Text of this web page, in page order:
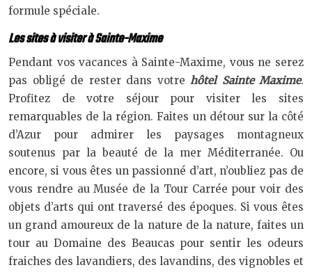
formule spéciale.
Les sites à visiter à Sainte-Maxime
Pendant vos vacances à Sainte-Maxime, vous ne serez
pas obligé de rester dans votre hôtel Sainte Maxime.
Profitez de votre séjour pour visiter les sites
remarquables de la région. Faites un détour sur la côté
d’Azur pour admirer les paysages montagneux
soutenus par la beauté de la mer Méditerranée. Ou
encore, si vous êtes un passionné d’art, n’oubliez pas de
vous rendre au Musée de la Tour Carrée pour voir des
objets d’arts qui ont traversé des époques. Si vous êtes
un grand amoureux de la nature de la nature, faites un
tour au Domaine des Beaucas pour sentir les odeurs
fraiches des lavandiers, des lavandins, des vignobles et